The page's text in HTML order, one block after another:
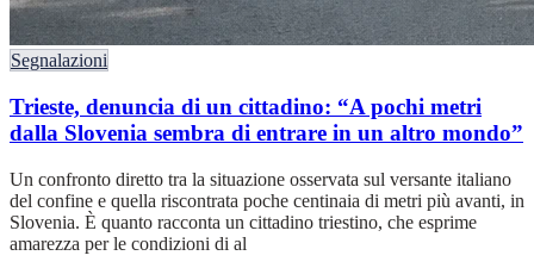
Segnalazioni
Trieste, denuncia di un cittadino: “A pochi metri
dalla Slovenia sembra di entrare in un altro mondo”
Un confronto diretto tra la situazione osservata sul versante italiano
del confine e quella riscontrata poche centinaia di metri più avanti, in
Slovenia. È quanto racconta un cittadino triestino, che esprime
amarezza per le condizioni di al